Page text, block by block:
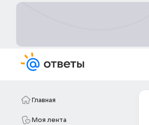
Главная
Моя лента